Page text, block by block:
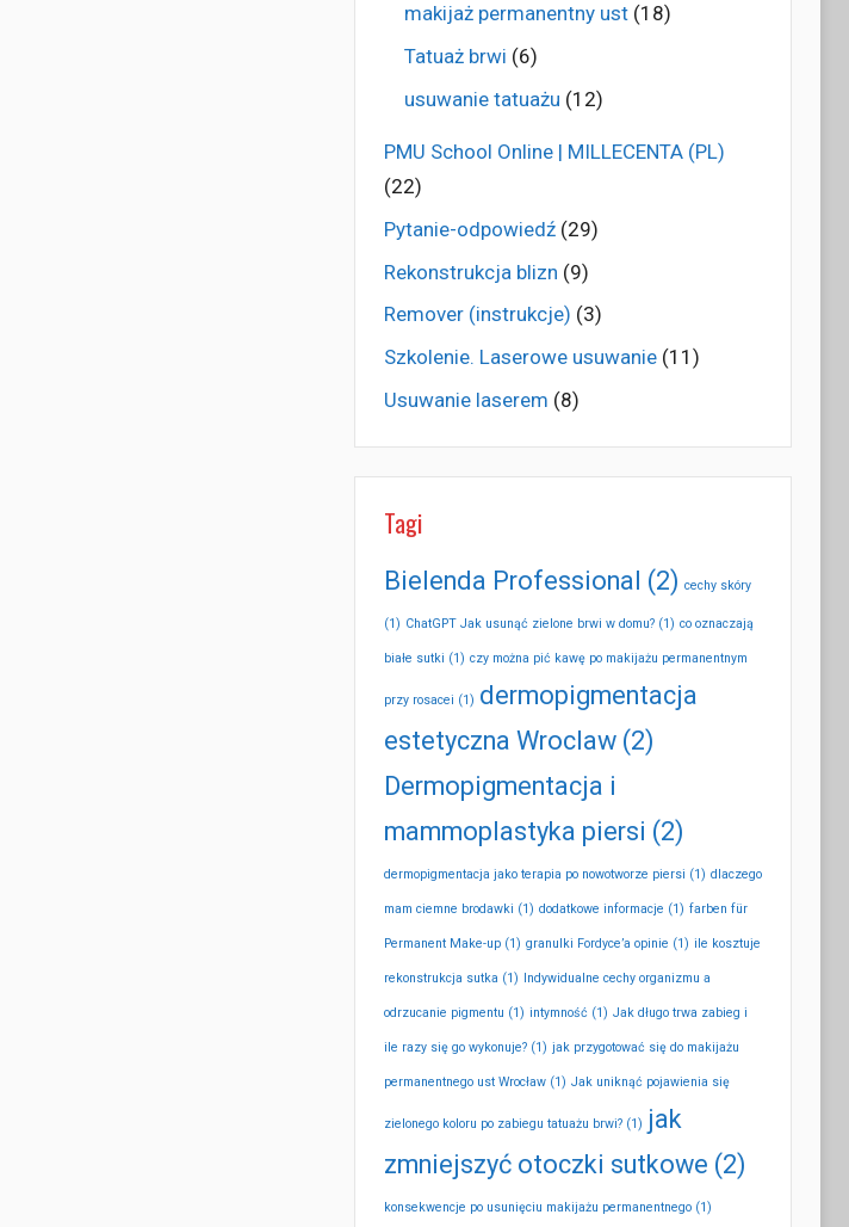
makijaż permanentny ust(18)
Tatuaż brwi (6)
usuwanie tatuażu (12)
PMU School Online | MILLECENTA (PL)
(22)
Pytanie-odpowiedź(29)
Rekonstrukcja blizn (9)
Remover (instrukcje) (3)
Szkolenie. Laserowe usuwanie(11)
Usuwanie laserem (8)
Tagi
Bielenda Professional (2) cechy skóry
(1) ChatGPT Jak usunąć zielone brwi w domu?(1) co oznaczają
białe sutki (1) czy można pić kawę po makijażu permanentnym
przy rosacei (1) dermopigmentacja
estetyczna Wroclaw(2)
Dermopigmentacja i
mammoplastyka piersi (2)
dermopigmentacja jako terapia po nowotworze piersi (1) dlaczego
mam ciemne brodawki (1) dodatkowe informacje (1) farben für
Permanent Make-up(1) granulki Fordyce’a opinie (1) ile kosztuje
rekonstrukcja sutka (1) Indywidualne cechy organizmu a
odrzucanie pigmentu (1) intymność(1) Jak długo trwa zabieg i
ile razy się go wykonuje?(1) jak przygotować się do makijażu
permanentnego ust Wrocław(1) Jak uniknąć pojawienia się
zielonego koloru po zabiegu tatuażu brwi?(1) jak
zmniejszyć otoczki sutkowe (2)
konsekwencje po usunięciu makijażu permanentnego(1)